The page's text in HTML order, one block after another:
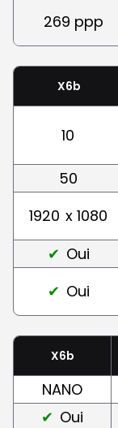
269 ppp
X6b
10
50
1920 x 1080
Oui
Oui
X6b
NANO
Oui